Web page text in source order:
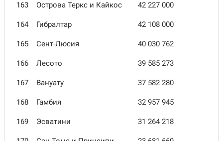
163 Острова Теркс и Кайкос 42 227 000
164 Гибралтар 42 108 000
165 Сент-Люсия 40 030 762
166 Лесото 39 585 273
167 Вануату 37 582 280
168 Гамбия 32 957 945
169 Эсватини 31 264 218